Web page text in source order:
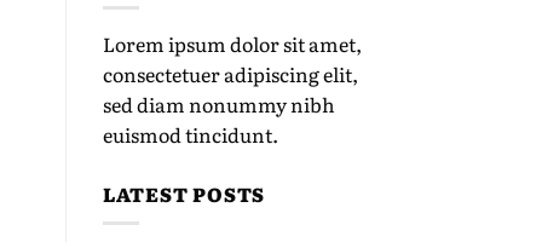
Lorem ipsum dolor sit amet,
consectetuer adipiscing elit,
sed diam nonummy nibh
euismod tincidunt.
LATEST POSTS